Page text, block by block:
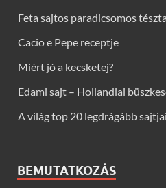
Feta sajtos paradicsomos
Cacio e Pepe receptje
Miért jó a kecsketej?
Edami sajt – Hollandiai
A világ top 20 legdrágább sajtjai
BEMUTATKOZÁS